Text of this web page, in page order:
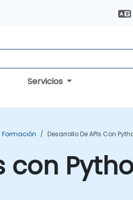
Servicios
Formación Desarrollo De APIs Con
con